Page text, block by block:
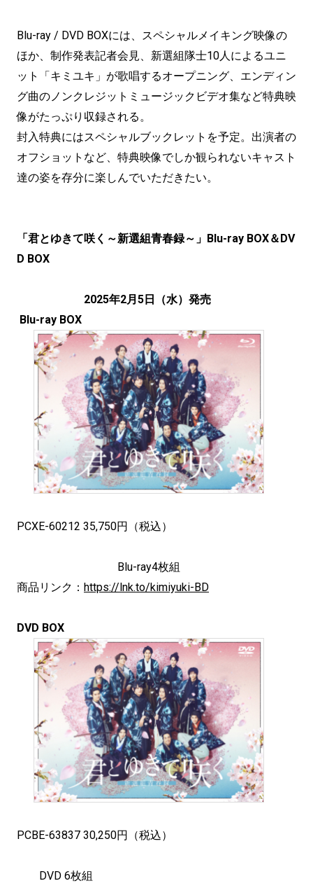
Blu-ray / DVD BOXには、スペシャルメイキング映像の
ほか、制作発表記者会見、新選組隊士10人によるユニ
ット「キミユキ」が歌唱するオープニング、エンディン
グ曲のノンクレジットミュージックビデオ集など特典映
像がたっぷり収録される。
封入特典にはスペシャルブックレットを予定。出演者の
オフショットなど、特典映像でしか観られないキャスト
達の姿を存分に楽しんでいただきたい。
「君とゆきて咲く～新選組青春録～」Blu-ray BOX＆DV
D BOX
2025年2月5日（水）発売
Blu-ray BOX
PCXE-60212 35,750円（税込）
Blu-ray4枚組
商品リンク： https://lnk.to/kimiyuki-BD
DVD BOX
PCBE-63837 30,250円（税込）
DVD 6枚組